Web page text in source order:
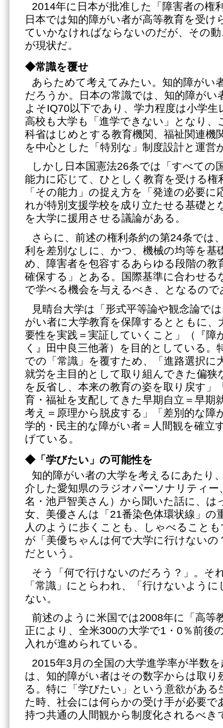
2014年に日本が批准した「障害者の権
日本では知的障がい者が高等教育を受け
ていかなければならないのだが、その
が現状だ。
◆常識を覆せ
あらためて考えてみたい。知的障がい
だろうか。日本の常識では、知的障がい
よそIQ70以下であり、学力程度は小学
高校も大学も「進学できない」となり、
科省はじめとする教育機関、福祉関連機
を中心とした「特別な」制度設計と運営
しかし日本国憲法26条では「すべての
能力に応じて、ひとしく教育を受ける権
「その能力」の捉え方を「発達の必要
れが特別支援学校を成り立たせる基礎と
を大学に援用させる議論がある。
さらに、前述の権利条約の第24条では
利を差別なしに、かつ、機械の均等を基
め、障害者を包容するあらゆる段階の教
確保する」とある。国際基準に合わせる
で学べる機会を与えるべき、となるので
見晴台大学は「形式平等論や観念論で
がい者に大学教育を保障するとともに、
要性を実践＝実証していくこと」（『障
く』田中良三他著）を目的としている。
での「常識」を覆すため、「進路選択に
就労を主目的として取り組んできた偏狭
を反省し、本来の教育の姿を取り戻す」
育・福祉を支配してきた早期自立＝早期
考え＝原理から脱皮する」「差別的な障
学的・民主的な障がい者＝人間観を確立
げている。
◆「学びたい」の可能性を
知的障がい者の大学を考えるにあたり
介した愛知県のラジオパーソナリティ
名・池戸智美さん）から聞いた話に、は
女、美優さんは「21番染色体環状線」の
人のように歩くことも、しゃべること
が「美優ちゃんは何で大学に行けない
だという。
そう「何で行けないのだろう？」。そ
「常識」にとらわれ、「行けないよう
ない。
前述のように米国では2008年に「高等
正により、全米300の大学で1・0％前後
入れが進められている。
2015年3月の全国の大学進学率が半数
は、知的障がい者はその数字からは取
る。特に「学びたい」という意欲がある
た時、社会には何らかの受け手が必要で
持つ共通の人間観から制度化されるべき